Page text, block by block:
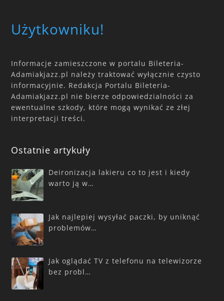
Użytkowniku!
Informacje zamieszczone w portalu Bileteria-
Adamiakjazz.pl należy traktować wyłącznie czysto
informacyjnie. Redakcja Portalu Bileteria-
Adamiakjazz.pl nie bierze odpowiedzialności za
ewentualne szkody, które mogą wynikać ze złej
interpretacji treści.
Ostatnie artykuły
Deironizacja lakieru co to jest i kiedy
warto ją w…
Jak najlepiej wysyłać paczki, by uniknąć
problemów…
Jak oglądać TV z telefonu na telewizorze
bez probl…